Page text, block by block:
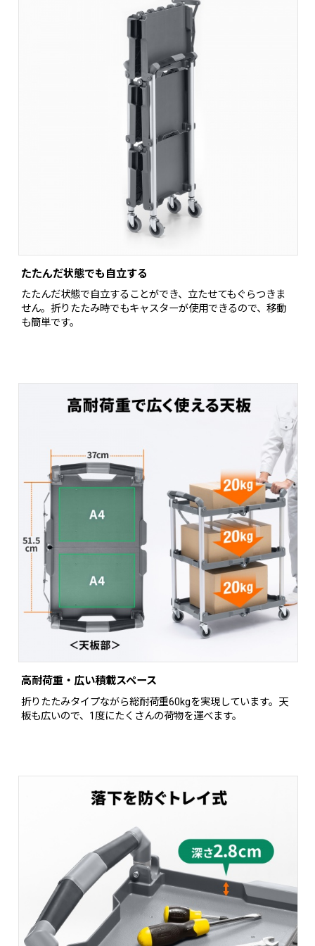
たたんだ状態でも自立する
たたんだ状態で自立することができ、立たせてもぐらつきま
せん。折りたたみ時でもキャスターが使用できるので、移動
も簡単です。
高耐荷重・広い積載スペース
折りたたみタイプながら総耐荷重60kgを実現しています。天
板も広いので、1度にたくさんの荷物を運べます。